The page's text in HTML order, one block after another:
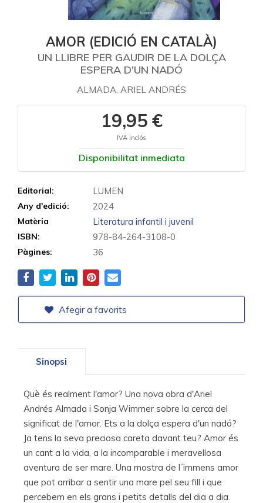
AMOR (EDICIÓ EN CATALÀ)
UN LLIBRE PER GAUDIR DE LA DOLÇA
ESPERA D'UN NADÓ
ALMADA, ARIEL ANDRÉS
19,95 €
IVA inclós
Disponibilitat inmediata
Editorial: LUMEN
Any d'edició: 2024
Matèria Literatura infantil i juvenil
ISBN: 978-84-264-3108-0
Pàgines: 36
Afegir a favorits
Sinopsi
Què és realment l'amor? Una nova obra d'Ariel
Andrés Almada i Sonja Wimmer sobre la cerca del
significat de l'amor. Ets a la dolça espera d'un nadó?
Ja tens la seva preciosa careta davant teu? Amor és
un cant a la vida, a la incomparable i meravellosa
aventura de ser mare. Una mostra de l´immens amor
que pot arribar a sentir una mare pel seu fill i que
percebem en els grans i petits detalls del dia a dia.